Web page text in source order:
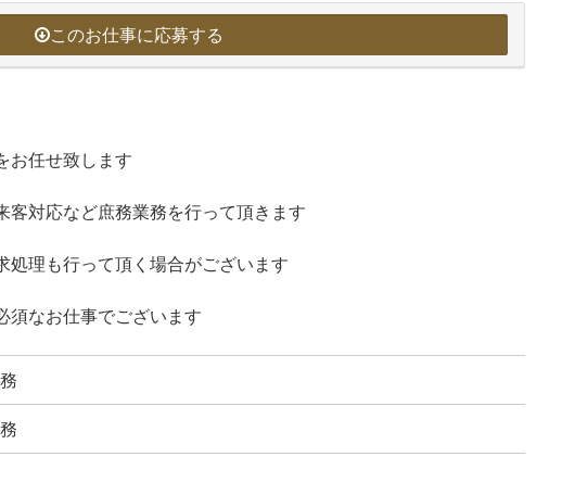
このお仕事に応募する
お任せ致します
対応など庶務業務を行って頂きます
理も行って頂く場合がございます
なお仕事でございます